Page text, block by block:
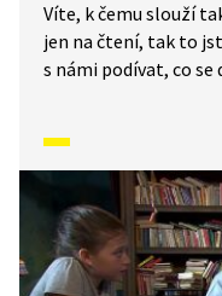
Víte, k čemu slouží
jen na čtení, tak to
s námi podívat, co se